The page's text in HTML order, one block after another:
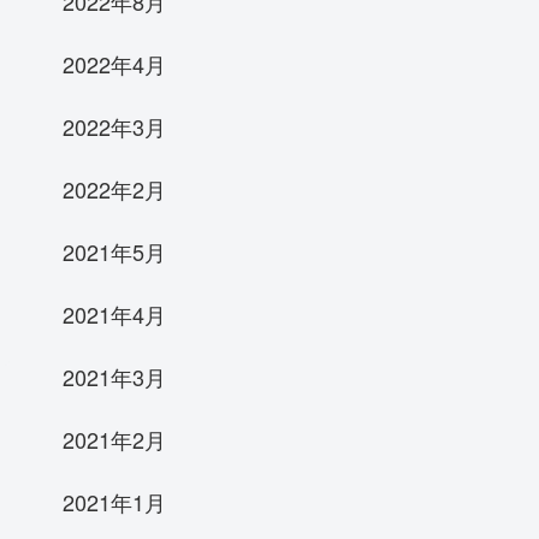
2022年4月
2022年3月
2022年2月
2021年5月
2021年4月
2021年3月
2021年2月
2021年1月